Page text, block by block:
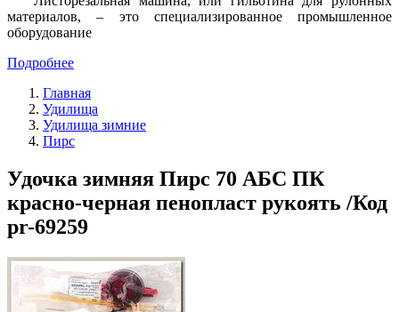
материалов, – это специализированное промышленное
оборудование
Подробнее
Главная
Удилища
Удилища зимние
Пирс
Удочка зимняя Пирс 70 АБС ПК
красно-черная пенопласт рукоять /Код
pr-69259